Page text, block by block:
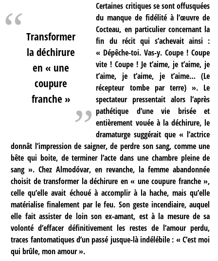
Transformer
la déchirure
en « une
coupure
franche »
Certaines critiques se sont offusquées
du manque de fidélité à l’œuvre de
Cocteau, en particulier concernant la
fin du récit qui s’achevait ainsi :
« Dépêche-toi. Vas-y. Coupe ! Coupe
vite ! Coupe ! Je t’aime, je t’aime, je
t’aime, je t’aime, je t’aime… (Le
récepteur tombe par terre) ». Le
spectateur pressentait alors l’après
pathétique d’une vie brisée et
entièrement vouée à la déchirure, le
dramaturge suggérait que « l’actrice
donnât l’impression de saigner, de perdre son sang, comme une
bête qui boite, de terminer l’acte dans une chambre pleine de
sang ». Chez Almodóvar, en revanche, la femme abandonnée
choisit de transformer la déchirure en « une coupure franche »,
celle qu’elle avait échoué à accomplir à la hache, mais qu’elle
matérialise finalement par le feu. Son geste incendiaire, auquel
elle fait assister de loin son ex-amant, est à la mesure de sa
volonté d’effacer définitivement les restes de l’amour perdu,
traces fantomatiques d’un passé jusque-là indélébile : « C’est moi
qui brûle, mon amour ».